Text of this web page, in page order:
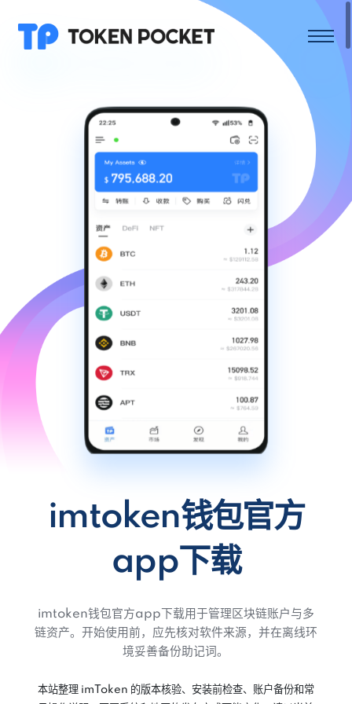
imtoken钱包官方
app下载
imtoken钱包官方app下载用于管理区块链账户与多
链资产。开始使用前，应先核对软件来源，并在离线环
境妥善备份助记词。
本站整理 imToken 的版本核验、安装前检查、账户备份和常